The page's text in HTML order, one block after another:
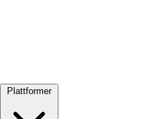
Plattformer